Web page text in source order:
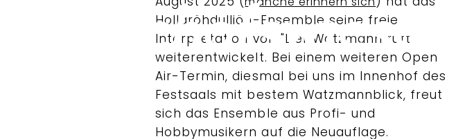
Hollaröhdulliöh-Ensemble seine freie
Interpretation von "Der Watzmann ruft"
weiterentwickelt. Bei einem weiteren Open
Air-Termin, diesmal bei uns im Innenhof des
Festsaals mit bestem Watzmannblick, freut
sich das Ensemble aus Profi- und
Hobbymusikern auf die Neuauflage.